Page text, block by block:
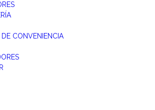
CONVENIENCIA